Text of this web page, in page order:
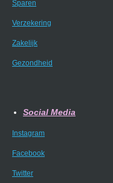
Sparen
Verzekering
Zakelijk
Gezondheid
Social Media
Instagram
Facebook
Twitter